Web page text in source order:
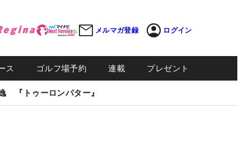
メルマガ登録 ログイン
ス ゴルフ場予約 連載 プレゼント
『トゥーロンパター』